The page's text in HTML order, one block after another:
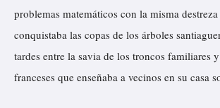
problemas matemáticos con la misma
conquistaba las copas de los árboles
tardes entre la savia de los troncos familiares
franceses que enseñaba a vecinos en su casa